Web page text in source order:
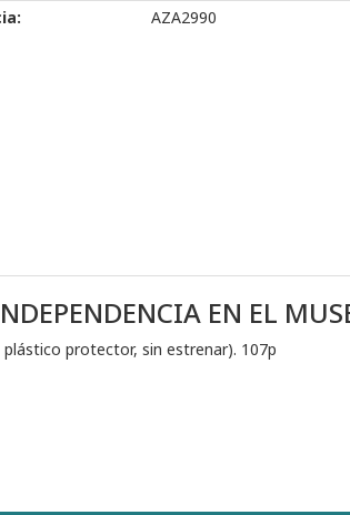
AZA2990
EN EL
plástico protector, sin estrenar). 107p